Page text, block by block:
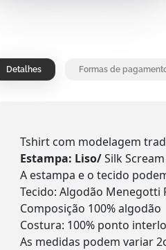
Detalhes Formas de
Tshirt com modelagem
Estampa: Liso/Silk
A estampa e o tecido
Tecido: Algodão Menegotti
Composição 100% algodão
Costura: 100% ponto
As medidas podem variar